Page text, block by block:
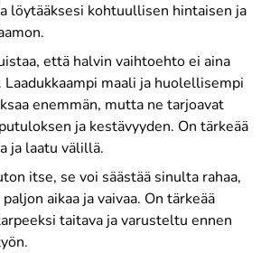
löytääksesi kohtuullisen hintaisen ja
että halvin vaihtoehto ei aina
maali ja huolellisempi
enemmän, mutta ne tarjoavat
ja kestävyyden. On tärkeää
ja laatu välillä.
itse, se voi säästää sinulta rahaa,
aikaa ja vaivaa. On tärkeää
taitava ja varusteltu ennen